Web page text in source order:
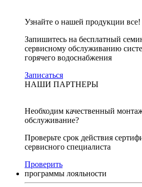
Узнайте о нашей продукции все!
Запишитесь на бесплатный
сервисному обслуживанию
горячего водоснабжения
Записаться
НАШИ ПАРТНЕРЫ
Необходим качественный
обслуживание?
Проверьте срок действия
сервисного специалиста
Проверить
программы лояльности